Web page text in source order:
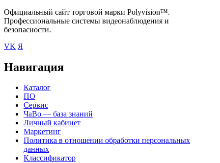
Официальный сайт торговой марки Polyvision™.
Профессиональные системы видеонаблюдения и
безопасности.
VK Я
Навигация
Каталог
ПО
Сервис
ЧаВо — база знаний
Личный кабинет
Маркетинг
Политика в отношении обработки персональных
данных
Классификатор